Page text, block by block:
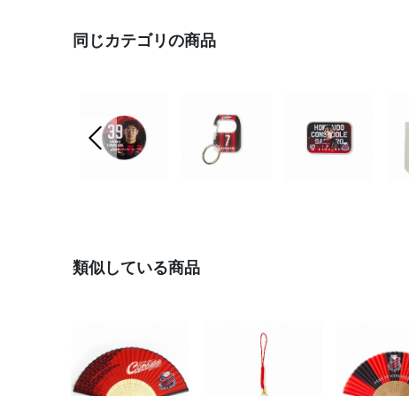
同じカテゴリの商品
前の画像
類似している商品